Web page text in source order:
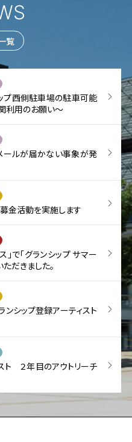
覧
プ西側駐車場の駐車可能
利用のお願い～
ールが届かない事象が発
金活動を実施します
」で「グランシップ サマー
だきました。
シップ登録アーティスト
ト ２年目のアウトリーチ